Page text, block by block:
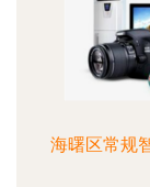
海曙区常规